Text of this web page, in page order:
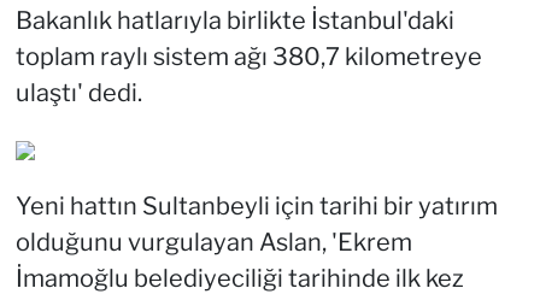
Bakanlık hatlarıyla birlikte İstanbul'daki
toplam raylı sistem ağı 380,7 kilometreye
ulaştı' dedi.
Yeni hattın Sultanbeyli için tarihi bir yatırım
olduğunu vurgulayan Aslan, 'Ekrem
İmamoğlu belediyeciliği tarihinde ilk kez